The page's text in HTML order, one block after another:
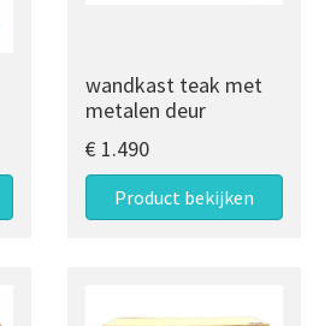
wandkast teak met
metalen deur
€ 1.490
Product bekijken